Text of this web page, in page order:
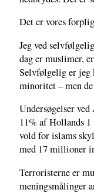
Det er vores
Jeg ved
dag er muslimer,
Selvfølgelig er jeg
minoritet – men de
Undersøgelser
11% af Hollands
vold for islams
med 17 millioner
Terroristerne er
meningsmålinger